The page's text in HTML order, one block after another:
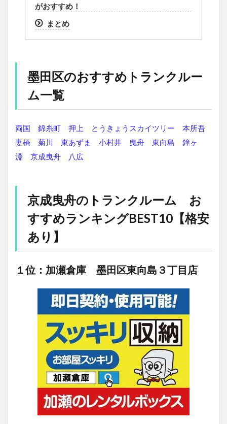
がおすすめ！
まとめ
墨田区のおすすめトランクルー
ム一覧
両国 錦糸町 押上 とうきょうスカイツリー
本所吾
妻橋
菊川 東あずま 小村井 曳舟 東向島
鐘ヶ
淵
京成曳舟 八広
京成曳舟のトランクルーム お
すすめランキングBEST10【格安
あり】
１位：加瀬倉庫 墨田区東向島３丁目店